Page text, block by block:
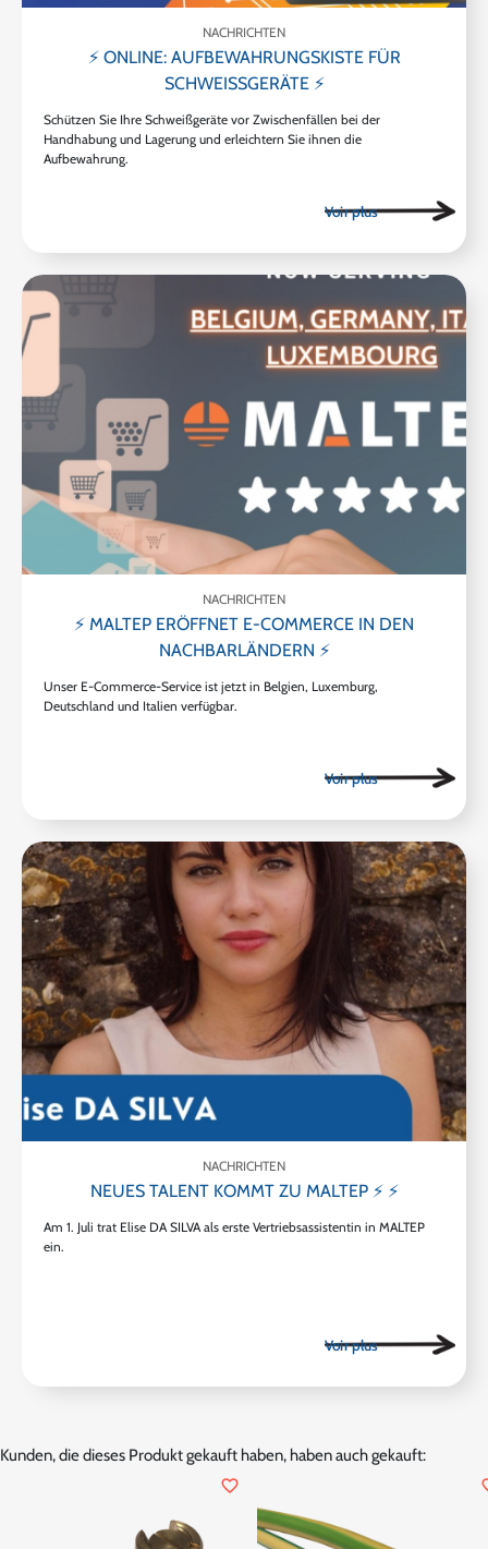
NACHRICHTEN
⚡ ONLINE: AUFBEWAHRUNGSKISTE FÜR
SCHWEISSGERÄTE ⚡
Schützen Sie Ihre Schweißgeräte vor Zwischenfällen bei der
Handhabung und Lagerung und erleichtern Sie ihnen die
Aufbewahrung.
NACHRICHTEN
⚡ MALTEP ERÖFFNET E-COMMERCE IN DEN
NACHBARLÄNDERN ⚡
Unser E-Commerce-Service ist jetzt in Belgien, Luxemburg,
Deutschland und Italien verfügbar.
NACHRICHTEN
NEUES TALENT KOMMT ZU MALTEP ⚡ ⚡
Am 1. Juli trat Elise DA SILVA als erste Vertriebsassistentin in MALTEP
ein.
Kunden, die dieses Produkt gekauft haben, haben auch gekauft:
favorite_border